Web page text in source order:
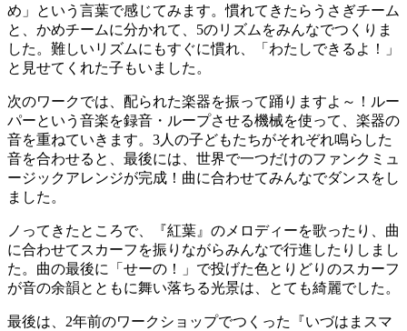
め」という言葉で感じてみます。慣れてきたらうさぎチーム
と、かめチームに分かれて、5のリズムをみんなでつくりま
した。難しいリズムにもすぐに慣れ、「わたしできるよ！」
と見せてくれた子もいました。
次のワークでは、配られた楽器を振って踊りますよ～！ルー
パーという音楽を録音・ループさせる機械を使って、楽器の
音を重ねていきます。3人の子どもたちがそれぞれ鳴らした
音を合わせると、最後には、世界で一つだけのファンクミュ
ージックアレンジが完成！曲に合わせてみんなでダンスをし
ました。
ノってきたところで、『紅葉』のメロディーを歌ったり、曲
に合わせてスカーフを振りながらみんなで行進したりしまし
た。曲の最後に「せーの！」で投げた色とりどりのスカーフ
が音の余韻とともに舞い落ちる光景は、とても綺麗でした。
最後は、2年前のワークショップでつくった『いづはまスマ